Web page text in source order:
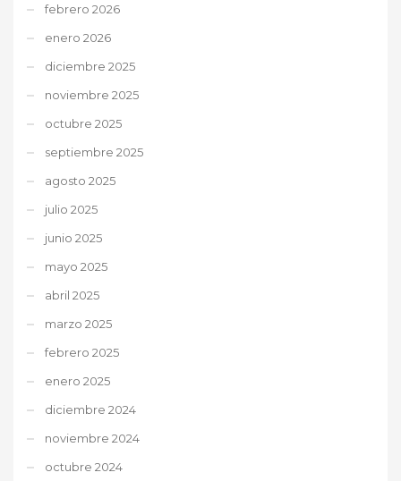
febrero 2026
enero 2026
diciembre 2025
noviembre 2025
octubre 2025
septiembre 2025
agosto 2025
julio 2025
junio 2025
mayo 2025
abril 2025
marzo 2025
febrero 2025
enero 2025
diciembre 2024
noviembre 2024
octubre 2024